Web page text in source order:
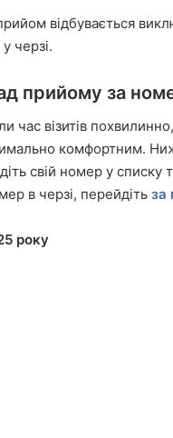
відбувається
черзі.
прийому за
час візитів
комфортним.
свій номер у
в черзі, перейдіть за
року